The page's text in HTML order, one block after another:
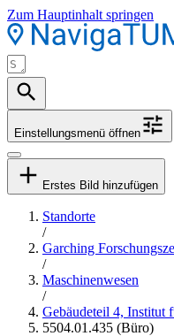
Zum Hauptinhalt springen
Einstellungsmenü öffnen
Erstes Bild hinzufügen
Standorte
/
Garching
/
Maschinenwesen
/
Gebäudeteil 4, Institut
5504.01.435 (Büro)